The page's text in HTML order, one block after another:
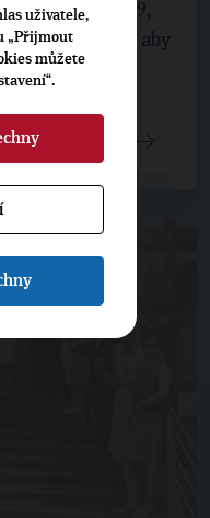
(ODS, TOP 09,
krajský soud, aby
dva ...
uživatele,
„Přijmout
můžete